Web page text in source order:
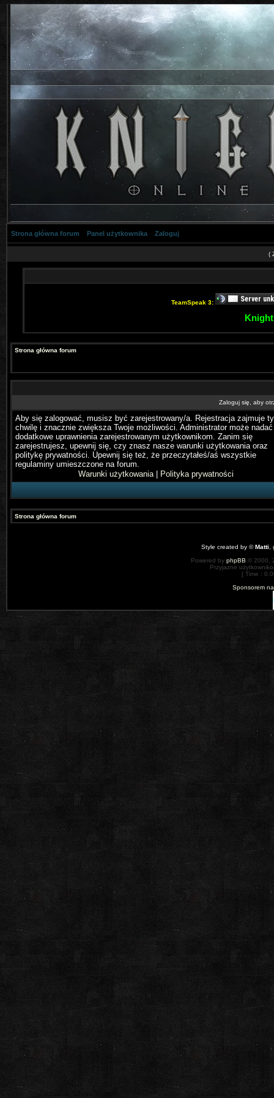
Strona główna forum Panel użytkownika Zaloguj
(
TeamSpeak 3:
Strona główna forum
Zaloguj się, aby
Aby się zalogować, musisz być zarejestrowany/a. Rejestracja zajmuje
chwilę i znacznie zwiększa Twoje możliwości. Administrator może nadać
dodatkowe uprawnienia zarejestrowanym użytkownikom. Zanim się
zarejestrujesz, upewnij się, czy znasz nasze warunki użytkowania oraz
politykę prywatności. Upewnij się też, że przeczytałeś/aś wszystkie
regulaminy umieszczone na forum.
Warunki użytkowania| Polityka prywatności
Strona główna forum
Style created by ©Matti
Powered by phpBB © 2000,
Przyjazne
[ Time :
Sponsorem